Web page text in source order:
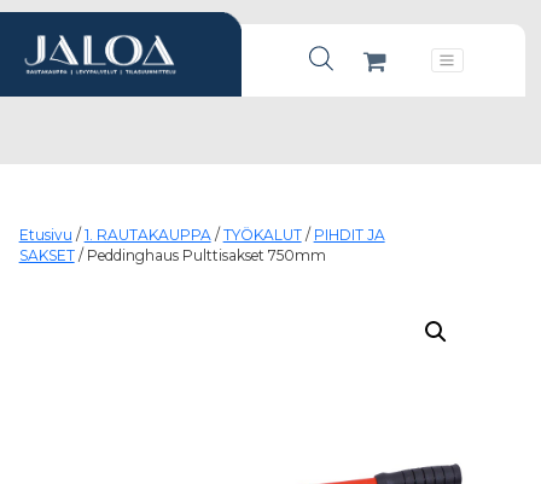
Products search
Päävalikko
Etusivu / 1. RAUTAKAUPPA/ TYÖKALUT/ PIHDIT JA
SAKSET/ Peddinghaus Pulttisakset 750mm